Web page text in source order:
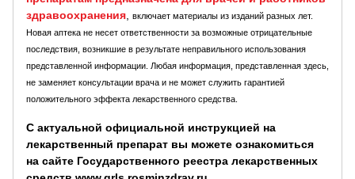
здравоохранения
включает материалы из изданий разных лет.
Новая аптека не несет ответственности за возможные отрицательные
последствия, возникшие в результате неправильного использования
представленной информации. Любая информация, представленная здесь,
не заменяет консультации врача и не может служить гарантией
положительного эффекта лекарственного средства.
С актуальной официальной инструкцией на
лекарственный препарат вы можете ознакомиться
на сайте Государственного реестра лекарственных